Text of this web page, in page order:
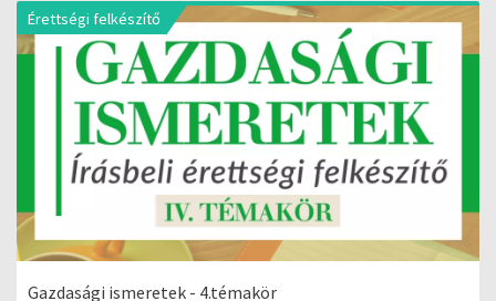
Érettségi felkészítő
Gazdasági ismeretek - 4.témakör